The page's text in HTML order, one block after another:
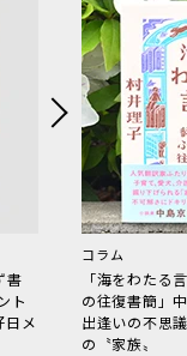
書
ト
日メ
コラム
「海をわた
の往復書簡」
出逢いの不思
の〝家族〟